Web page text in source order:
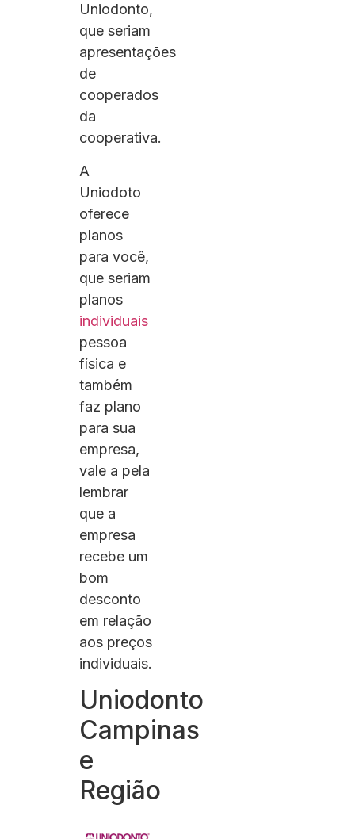
Uniodonto,
que seriam
apresentações
de
cooperados
da
cooperativa.
A
Uniodoto
oferece
planos
para você,
que seriam
planos
individuais
pessoa
física e
também
faz plano
para sua
empresa,
vale a pela
lembrar
que a
empresa
recebe um
bom
desconto
em relação
aos preços
individuais.
Uniodonto
Campinas
e
Região